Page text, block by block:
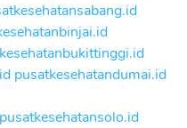
pusatkesehatandumai.id
pusatkesehatansolo.id